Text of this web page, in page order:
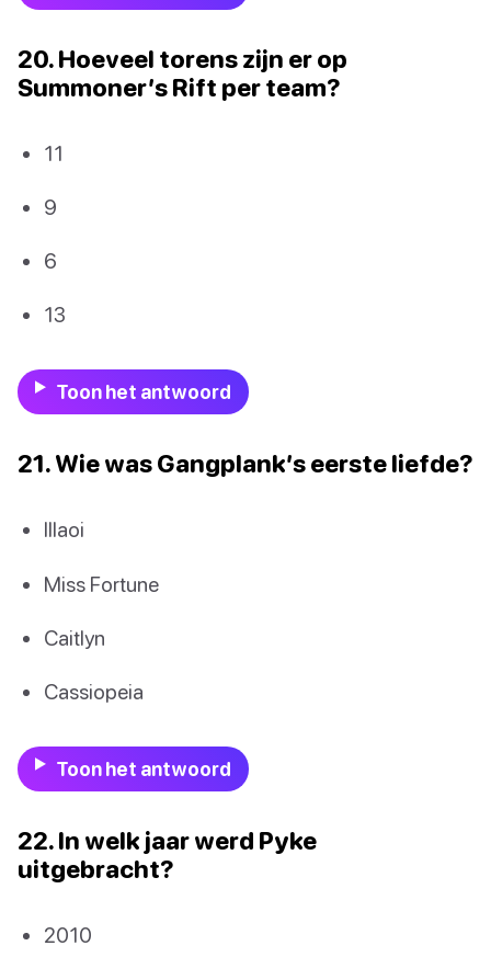
20. Hoeveel torens zijn er op
Summoner’s Rift per team?
11
9
6
13
Toon het antwoord
21. Wie was Gangplank’s eerste liefde?
Illaoi
Miss Fortune
Caitlyn
Cassiopeia
Toon het antwoord
22. In welk jaar werd Pyke
uitgebracht?
2010